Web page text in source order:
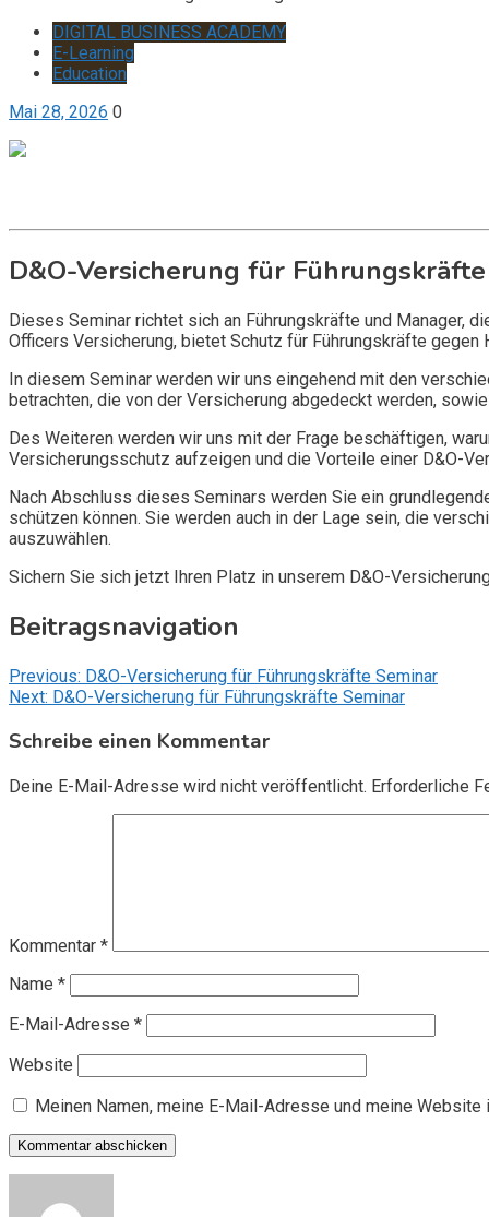
DIGITAL BUSINESS ACADEMY
E-Learning
Education
Mai 28, 2026 0
D&O-Versicherung für
Dieses Seminar richtet sich an Führungskräfte und Manager,
Officers Versicherung, bietet Schutz für Führungskräfte
In diesem Seminar werden wir uns eingehend mit den
betrachten, die von der Versicherung abgedeckt werden,
Des Weiteren werden wir uns mit der Frage beschäftigen,
Versicherungsschutz aufzeigen und die Vorteile einer D&O-
Nach Abschluss dieses Seminars werden Sie ein
schützen können. Sie werden auch in der Lage sein, die
auszuwählen.
Sichern Sie sich jetzt Ihren Platz in unserem D&O-
Beitragsnavigation
Previous: D&O-Versicherung für Führungskräfte Seminar
Next: D&O-Versicherung für Führungskräfte Seminar
Schreibe einen Kommentar
Deine E-Mail-Adresse wird nicht veröffentlicht. Erforderliche
Kommentar *
Name *
E-Mail-Adresse *
Website
Meinen Namen, meine E-Mail-Adresse und meine